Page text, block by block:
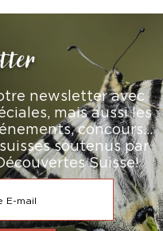
newsletter avec
mais aussi les
concours…
soutenus par
Suisse!